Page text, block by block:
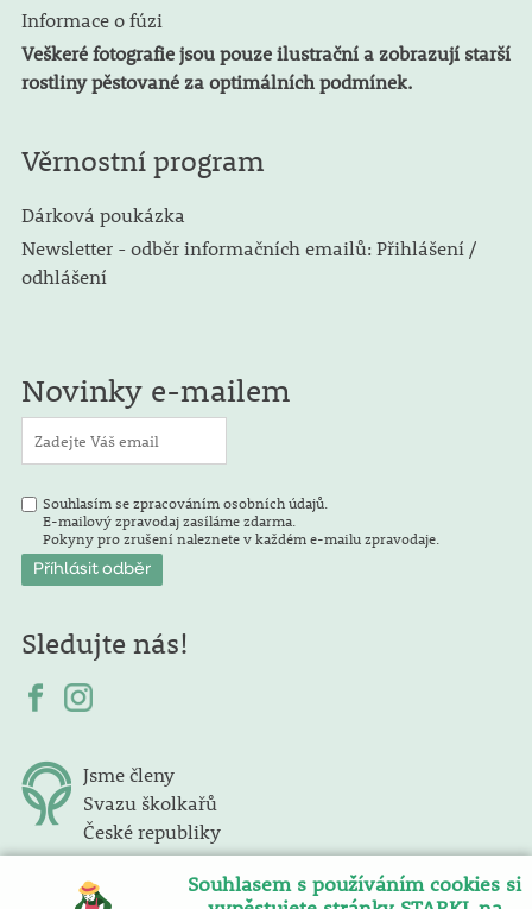
Informace o fúzi
Veškeré fotografie jsou pouze ilustrační a zobrazují starší
rostliny pěstované za optimálních podmínek.
Věrnostní program
Dárková poukázka
Newsletter - odběr informačních emailů: Přihlášení /
odhlášení
Novinky e-mailem
Souhlasím se zpracováním osobních údajů.
E-mailový zpravodaj zasíláme zdarma.
Pokyny pro zrušení naleznete v každém e-mailu zpravodaje.
Sledujte nás!
Jsme členy
Svazu školkařů
České republiky
Souhlasem s používáním cookies si